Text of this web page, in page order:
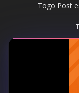
Togo Post